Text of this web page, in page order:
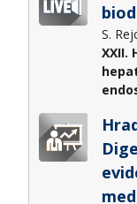
S.
XXII.